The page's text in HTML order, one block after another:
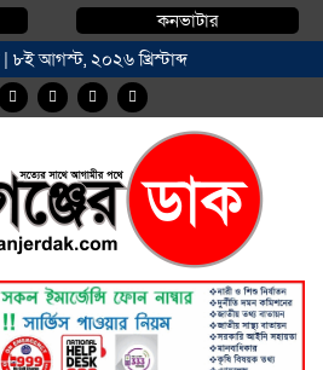
কনভাটার
৮ই আগস্ট, ২০২৬ খ্রিস্টাব্দ